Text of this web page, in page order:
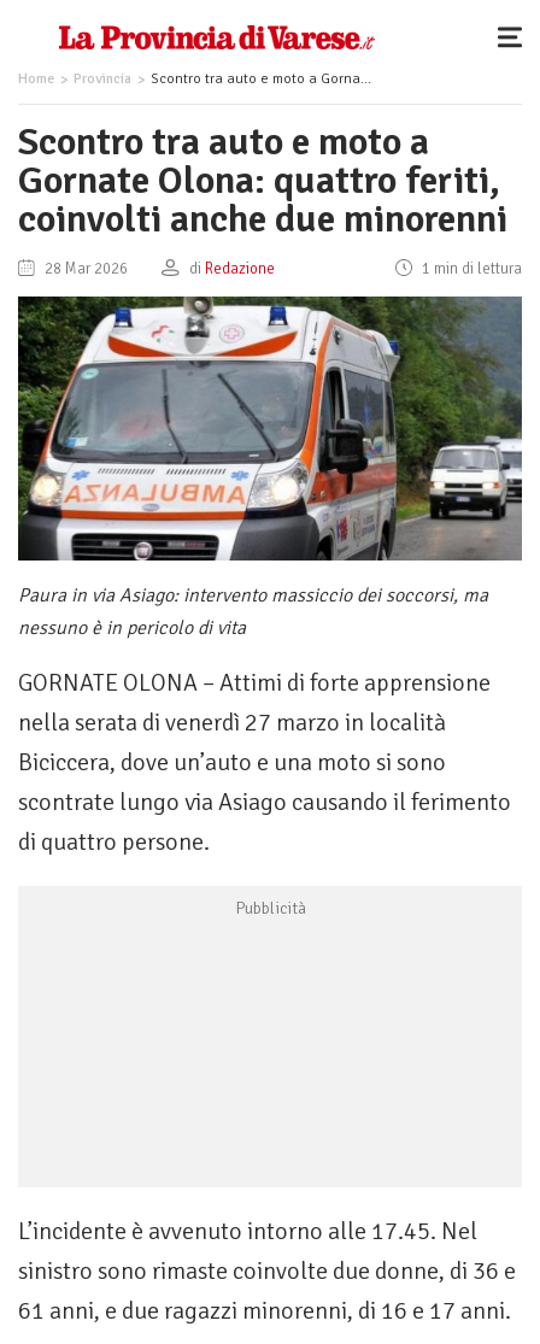
Home Provincia Scontro tra auto e moto a Gornate Olona: quattro feriti, coinvolti anche due minorenni
Scontro tra auto e moto a
Gornate Olona: quattro feriti,
coinvolti anche due minorenni
28 Mar 2026 di Redazione 1 min di lettura
Paura in via Asiago: intervento massiccio dei soccorsi, ma
nessuno è in pericolo di vita
GORNATE OLONA – Attimi di forte apprensione
nella serata di venerdì 27 marzo in località
Biciccera, dove un’auto e una moto si sono
scontrate lungo via Asiago causando il ferimento
di quattro persone.
L’incidente è avvenuto intorno alle 17.45. Nel
sinistro sono rimaste coinvolte due donne, di 36 e
61 anni, e due ragazzi minorenni, di 16 e 17 anni.